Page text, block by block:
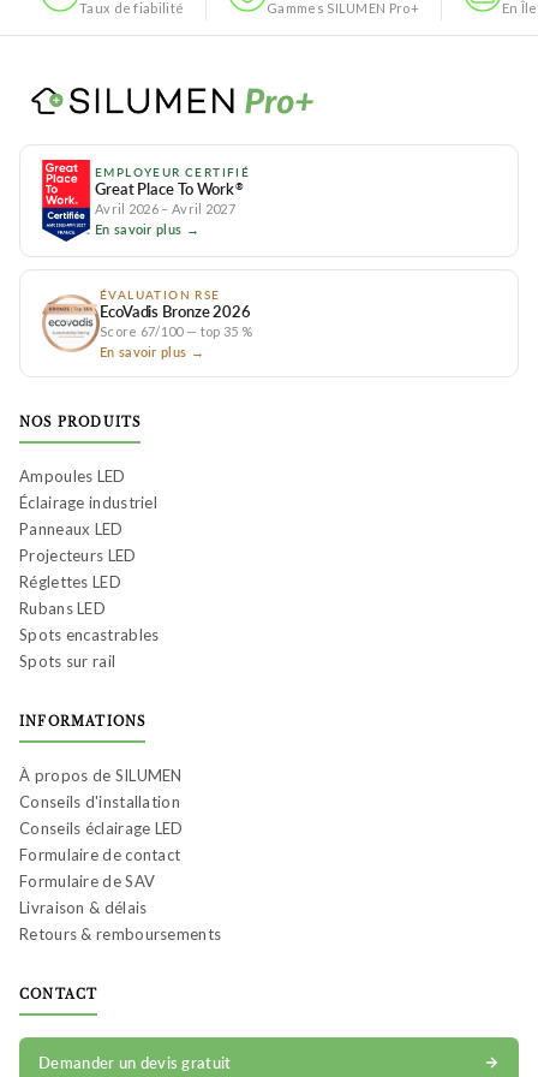
Taux de fiabilité Gammes SILUMEN Pro+ En
EMPLOYEUR CERTIFIÉ
Great Place To Work®
Avril 2026 – Avril 2027
En savoir plus →
ÉVALUATION RSE
EcoVadis Bronze 2026
Score 67/100 — top 35 %
En savoir plus →
NOS PRODUITS
Ampoules LED
Éclairage industriel
Panneaux LED
Projecteurs LED
Réglettes LED
Rubans LED
Spots encastrables
Spots sur rail
INFORMATIONS
À propos de SILUMEN
Conseils d'installation
Conseils éclairage LED
Formulaire de contact
Formulaire de SAV
Livraison & délais
Retours & remboursements
CONTACT
Demander un devis gratuit